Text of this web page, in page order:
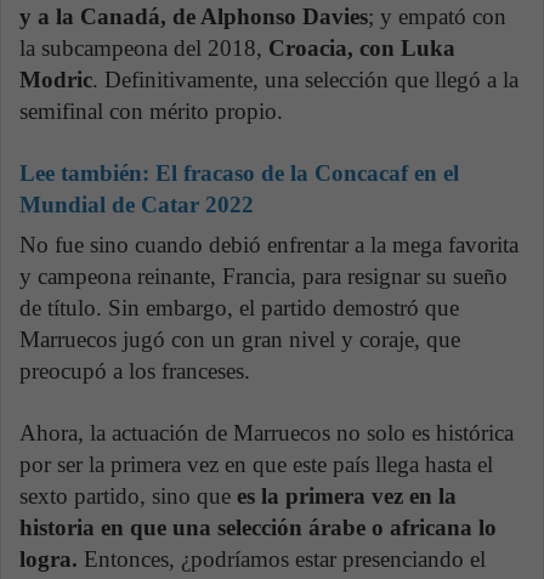
y a la Canadá, de Alphonso Davies; y empató con
la subcampeona del 2018, Croacia, con Luka
Modric. Definitivamente, una selección que llegó a la
semifinal con mérito propio.
Lee también: El fracaso de la Concacaf en el
Mundial de Catar 2022
No fue sino cuando debió enfrentar a la mega favorita
y campeona reinante, Francia, para resignar su sueño
de título. Sin embargo, el partido demostró que
Marruecos jugó con un gran nivel y coraje, que
preocupó a los franceses.
Ahora, la actuación de Marruecos no solo es histórica
por ser la primera vez en que este país llega hasta el
sexto partido, sino que es la primera vez en la
historia en que una selección árabe o africana lo
logra. Entonces, ¿podríamos estar presenciando el